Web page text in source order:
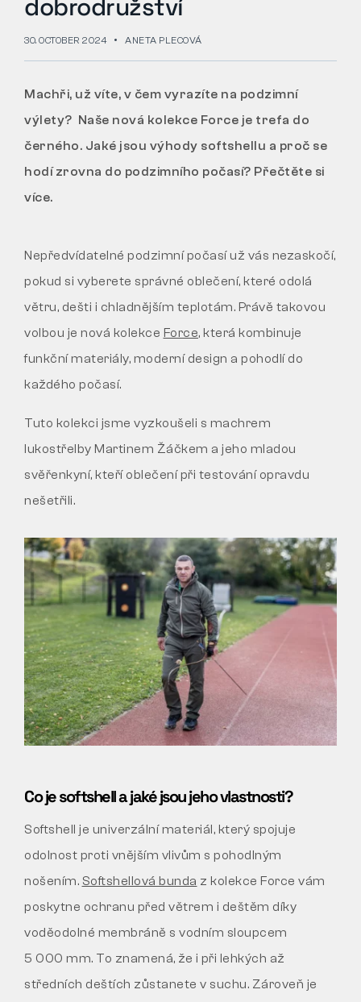
Tactical
Oblečení
VŠE O NÁKUPU
O NÁS
PRODEJNA S BISTREM
VRÁCENÍ/VÝMĚNA
dobrodružství
30. OCTOBER 2024 ANETA PLECOVÁ
Machři, už víte, v čem vyrazíte na podzimní
výlety? Naše nová kolekce Force je trefa do
černého. Jaké jsou výhody softshellu a proč se
hodí zrovna do podzimního počasí? Přečtěte si
více.
Nepředvídatelné podzimní počasí už vás nezaskočí,
pokud si vyberete správné oblečení, které odolá
větru, dešti i chladnějším teplotám. Právě takovou
volbou je nová kolekce Force, která kombinuje
funkční materiály, moderní design a pohodlí do
každého počasí.
Tuto kolekci jsme vyzkoušeli s machrem
lukostřelby Martinem Žáčkem a jeho mladou
svěřenkyní, kteří oblečení při testování opravdu
nešetřili.
Co je softshell a jaké jsou jeho vlastnosti?
Softshell je univerzální materiál, který spojuje
odolnost proti vnějším vlivům s pohodlným
nošením. Softshellová bunda z kolekce Force vám
poskytne ochranu před větrem i deštěm díky
voděodolné membráně s vodním sloupcem
5 000 mm. To znamená, že i při lehkých až
středních deštích zůstanete v suchu. Zároveň je